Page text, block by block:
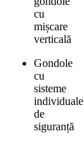
cu
mișcare
verticală
Gondole
cu
sisteme
individuale
de
siguranță